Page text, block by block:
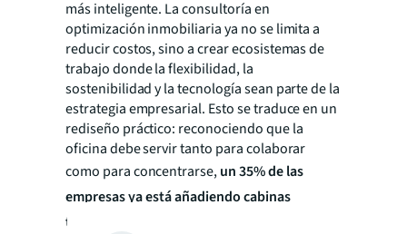
más inteligente. La consultoría en
optimización inmobiliaria ya no se limita a
reducir costos, sino a crear ecosistemas de
trabajo donde la flexibilidad, la
sostenibilidad y la tecnología sean parte de la
estrategia empresarial. Esto se traduce en un
rediseño práctico: reconociendo que la
oficina debe servir tanto para colaborar
como para concentrarse,un 35% de las
empresas ya está añadiendo cabinas
telefónicas (